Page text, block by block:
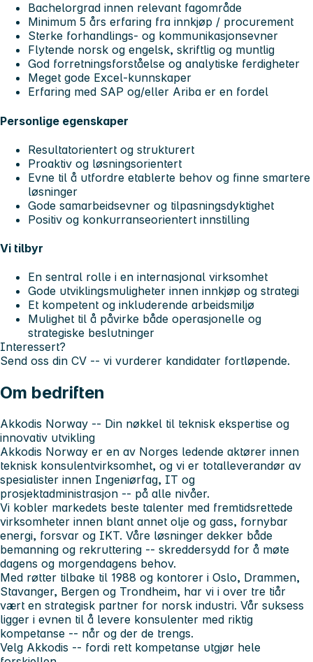
Bachelorgrad innen relevant fagområde
Minimum 5 års erfaring fra innkjøp / procurement
Sterke forhandlings- og kommunikasjonsevner
Flytende norsk og engelsk, skriftlig og muntlig
God forretningsforståelse og analytiske ferdigheter
Meget gode Excel-kunnskaper
Erfaring med SAP og/eller Ariba er en fordel
Personlige egenskaper
Resultatorientert og strukturert
Proaktiv og løsningsorientert
Evne til å utfordre etablerte behov og finne smartere
løsninger
Gode samarbeidsevner og tilpasningsdyktighet
Positiv og konkurranseorientert innstilling
Vi tilbyr
En sentral rolle i en internasjonal virksomhet
Gode utviklingsmuligheter innen innkjøp og strategi
Et kompetent og inkluderende arbeidsmiljø
Mulighet til å påvirke både operasjonelle og
strategiske beslutninger
Interessert?
Send oss din CV -- vi vurderer kandidater fortløpende.
Om bedriften
Akkodis Norway -- Din nøkkel til teknisk ekspertise og
innovativ utvikling
Akkodis Norway er en av Norges ledende aktører innen
teknisk konsulentvirksomhet, og vi er totalleverandør av
spesialister innen Ingeniørfag, IT og
prosjektadministrasjon -- på alle nivåer.
Vi kobler markedets beste talenter med fremtidsrettede
virksomheter innen blant annet olje og gass, fornybar
energi, forsvar og IKT. Våre løsninger dekker både
bemanning og rekruttering -- skreddersydd for å møte
dagens og morgendagens behov.
Med røtter tilbake til 1988 og kontorer i Oslo, Drammen,
Stavanger, Bergen og Trondheim, har vi i over tre tiår
vært en strategisk partner for norsk industri. Vår suksess
ligger i evnen til å levere konsulenter med riktig
kompetanse -- når og der de trengs.
Velg Akkodis -- fordi rett kompetanse utgjør hele